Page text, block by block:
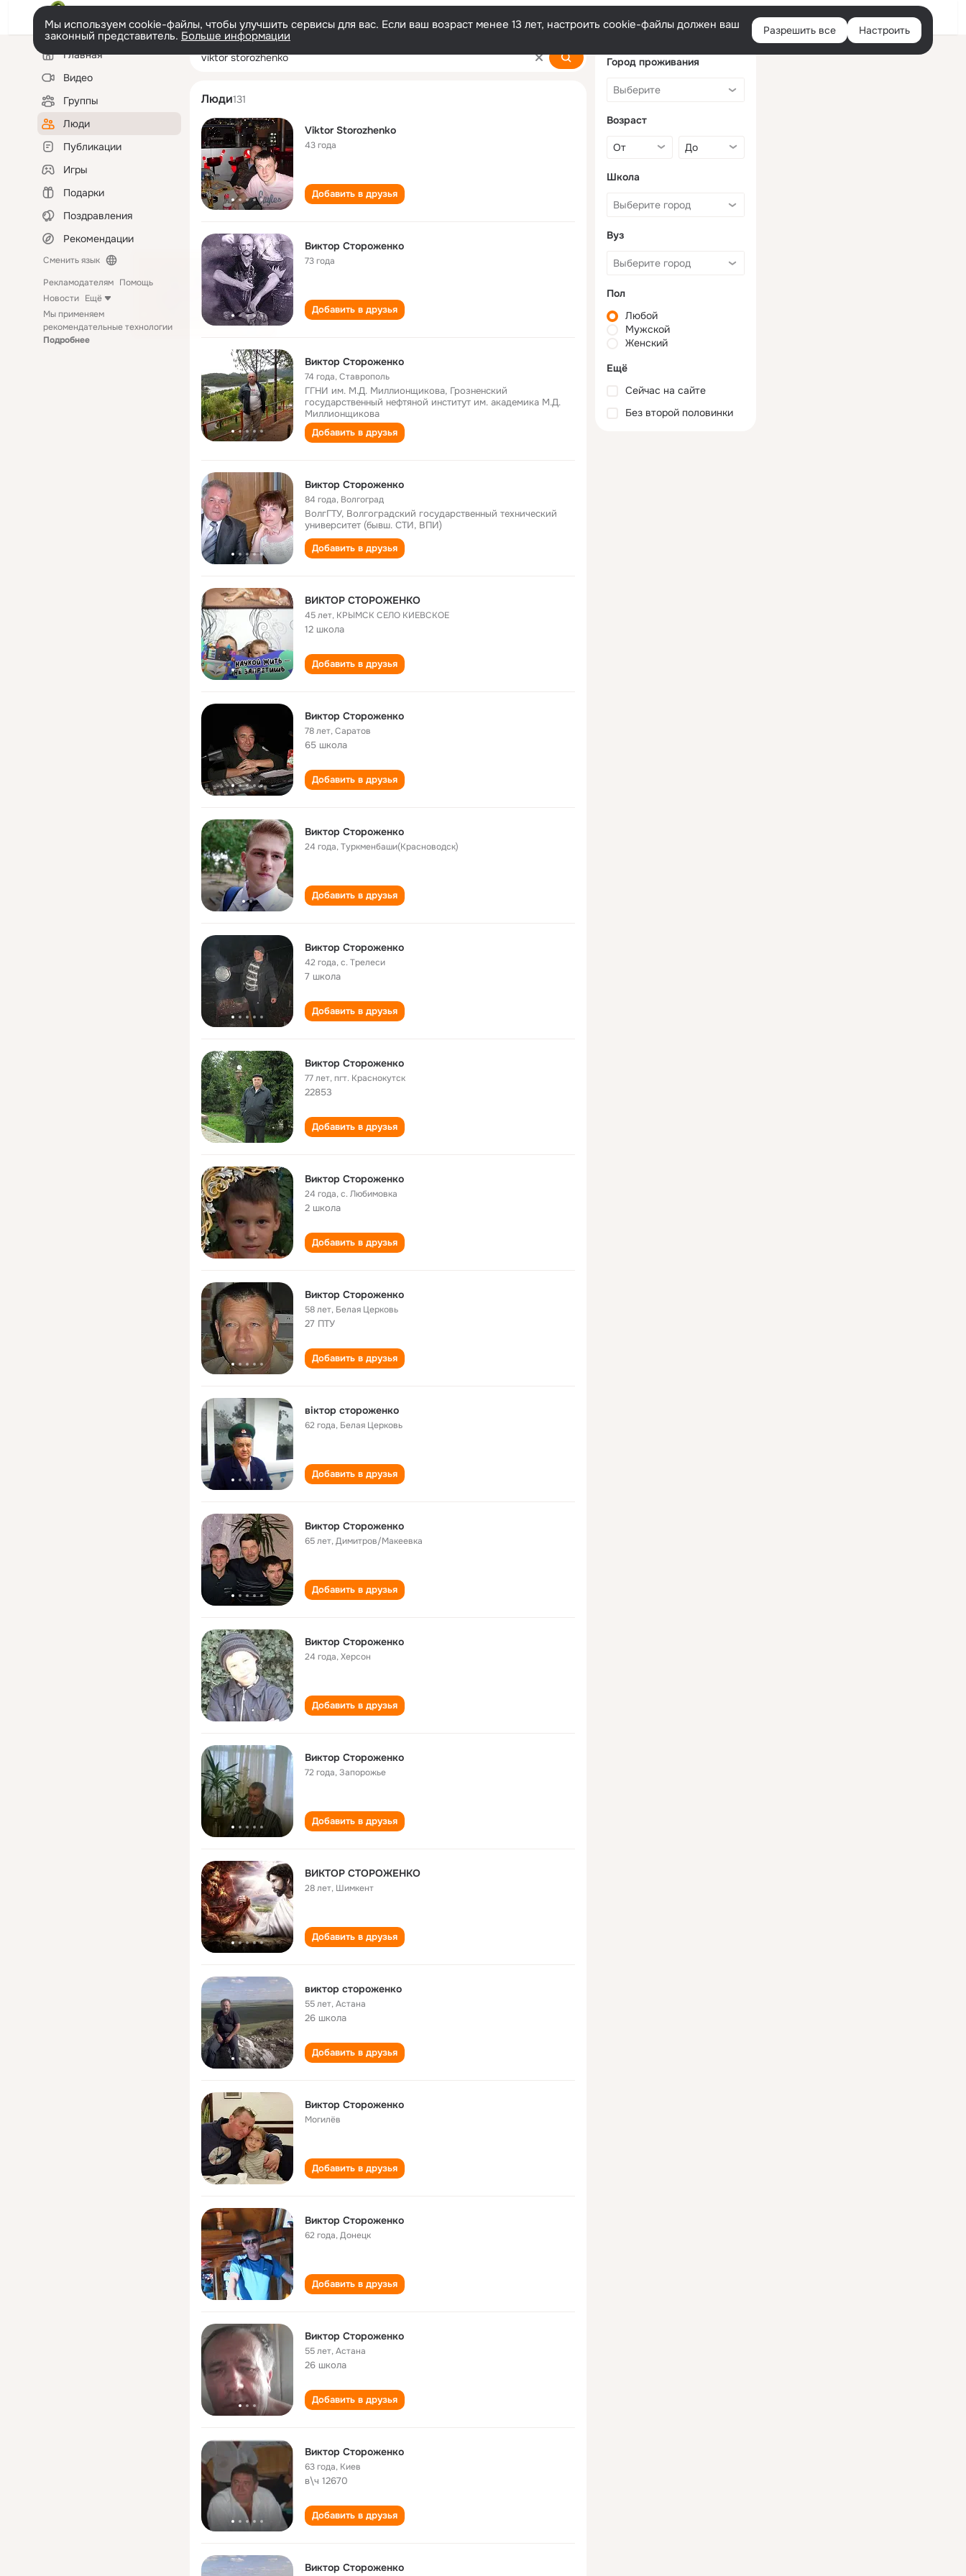
Войти
Мы используем cookie-файлы, чтобы улучшить сервисы для вас. Если ваш возраст менее 13 лет, настроить cookie-файлы должен ваш
законный представитель. Больше информации Разрешить все Настроить
Левая
колонкаГлавная
Видео
Группы
Люди
Публикации
Игры
Подарки
Поздравления
Рекомендации
Сменить язык
Рекламодателям Помощь
Новости Ещё
Мы применяем
рекомендательные технологии
Подробнее
viktor storozhenko
Люди131
Viktor Storozhenko
43 года
Добавить в друзья
Виктор Стороженко
73 года
Добавить в друзья
Виктор Стороженко
74 года,Ставрополь
ГГНИ им. М.Д. Миллионщикова, Грозненский
государственный нефтяной институт им. академика М.Д.
Миллионщикова
Добавить в друзья
Виктор Стороженко
84 года, Волгоград
ВолгГТУ, Волгоградский государственный технический
университет (бывш. СТИ, ВПИ)
Добавить в друзья
ВИКТОР СТОРОЖЕНКО
45 лет, КРЫМСК СЕЛО КИЕВСКОЕ
12 школа
Добавить в друзья
Виктор Стороженко
78 лет,Саратов
65 школа
Добавить в друзья
Виктор Стороженко
24 года,Туркменбаши(Красноводск)
Добавить в друзья
Виктор Стороженко
42 года,с. Трелеси
7 школа
Добавить в друзья
Виктор Стороженко
77 лет,пгт. Краснокутск
22853
Добавить в друзья
Виктор Стороженко
24 года,с. Любимовка
2 школа
Добавить в друзья
Виктор Стороженко
58 лет, Белая Церковь
27 ПТУ
Добавить в друзья
віктор стороженко
62 года, Белая Церковь
Добавить в друзья
Виктор Стороженко
65 лет,Димитров/Макеевка
Добавить в друзья
Виктор Стороженко
24 года,Херсон
Добавить в друзья
Виктор Стороженко
72 года,Запорожье
Добавить в друзья
ВИКТОР СТОРОЖЕНКО
28 лет, Шимкент
Добавить в друзья
виктор стороженко
55 лет,Астана
26 школа
Добавить в друзья
Виктор Стороженко
Могилёв
Добавить в друзья
Виктор Стороженко
62 года,Донецк
Добавить в друзья
Виктор Стороженко
55 лет,Астана
26 школа
Добавить в друзья
Виктор Стороженко
63 года, Киев
в\ч 12670
Добавить в друзья
Виктор Стороженко
Город проживания
Возраст
Школа
Вуз
Пол
Любой
Мужской
Женский
Ещё
Сейчас на сайте
Без второй половинки